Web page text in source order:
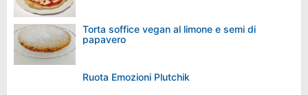
Torta soffice vegan al limone e semi di
papavero
Ruota Emozioni Plutchik